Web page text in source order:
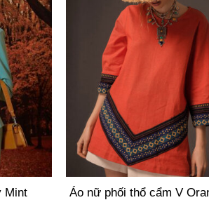
Mint Áo nữ phối thổ cẩm V